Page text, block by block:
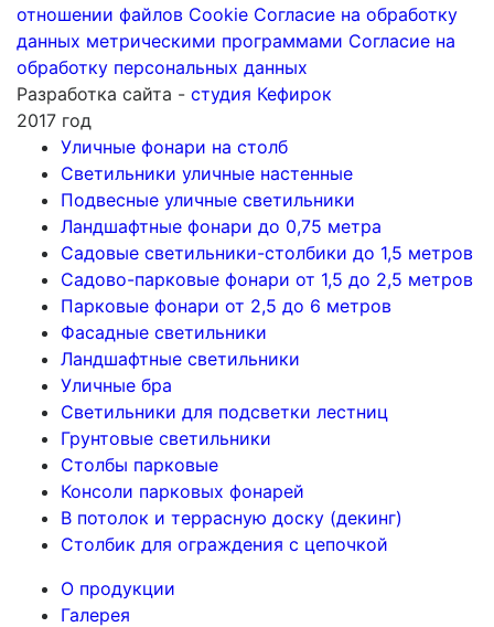
отношении файлов Cookie Согласие на обработку
данных метрическими программами Согласие на
обработку персональных данных
Разработка сайта - студия Кефирок
2017 год
Уличные фонари на столб
Светильники уличные настенные
Подвесные уличные светильники
Ландшафтные фонари до 0,75 метра
Садовые светильники-столбики до 1,5 метров
Садово-парковые фонари от 1,5 до 2,5 метров
Парковые фонари от 2,5 до 6 метров
Фасадные светильники
Ландшафтные светильники
Уличные бра
Светильники для подсветки лестниц
Грунтовые светильники
Столбы парковые
Консоли парковых фонарей
В потолок и террасную доску (декинг)
Столбик для ограждения с цепочкой
О продукции
Галерея